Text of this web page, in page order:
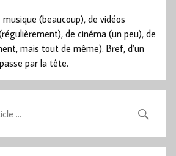
(beaucoup), de vidéos
de cinéma (un peu), de
mais tout de même). Bref, d’un
passe par la tête.